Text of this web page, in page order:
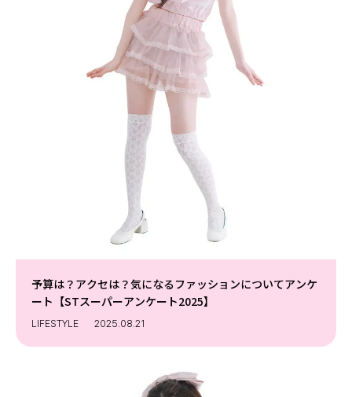
予算は？アクセは？気になるファッションについてアンケ
ート【STスーパーアンケート2025】
LIFESTYLE 2025.08.21